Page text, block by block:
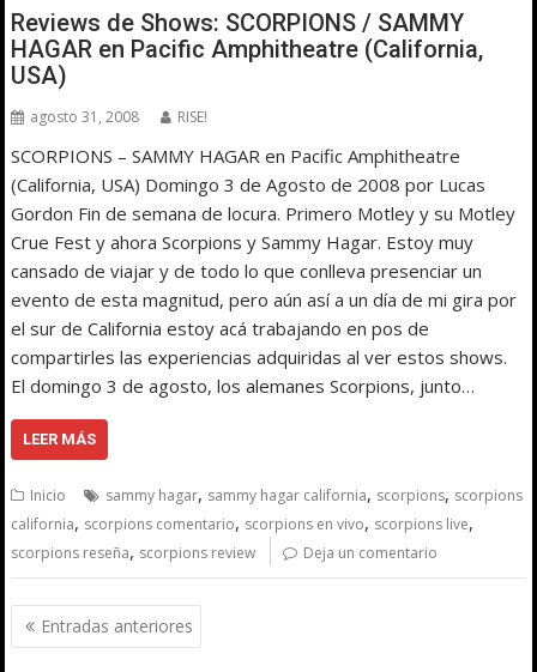
Reviews de Shows: SCORPIONS / SAMMY
HAGAR en Pacific Amphitheatre (California,
USA)
agosto 31, 2008 RISE!
SCORPIONS – SAMMY HAGAR en Pacific Amphitheatre
(California, USA) Domingo 3 de Agosto de 2008 por Lucas
Gordon Fin de semana de locura. Primero Motley y su Motley
Crue Fest y ahora Scorpions y Sammy Hagar. Estoy muy
cansado de viajar y de todo lo que conlleva presenciar un
evento de esta magnitud, pero aún así a un día de mi gira por
el sur de California estoy acá trabajando en pos de
compartirles las experiencias adquiridas al ver estos shows.
El domingo 3 de agosto, los alemanes Scorpions, junto…
LEER MÁS
Inicio sammy hagar, sammy hagar california, scorpions, scorpions
california, scorpions comentario, scorpions en vivo, scorpions live,
scorpions reseña, scorpions review Deja un comentario
Navegación
de
Entradas anteriores